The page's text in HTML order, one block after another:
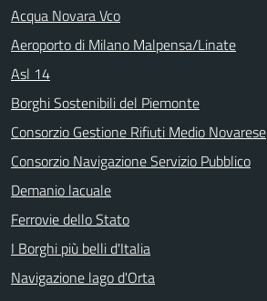
Acqua Novara Vco
Aeroporto di Milano Malpensa/Linate
Asl 14
Borghi Sostenibili del Piemonte
Consorzio Gestione Rifiuti Medio Novarese
Consorzio Navigazione Servizio Pubblico
Demanio lacuale
Ferrovie dello Stato
I Borghi più belli d'Italia
Navigazione lago d'Orta